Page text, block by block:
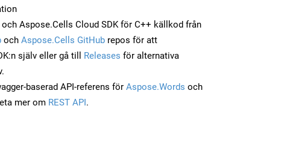
Aspose.Cells Cloud SDK för C++ källkod från
och Aspose.Cells GitHub repos för att
själv eller gå till Releases för alternativa
baserad API-referens för Aspose.Words och
mer om REST API.